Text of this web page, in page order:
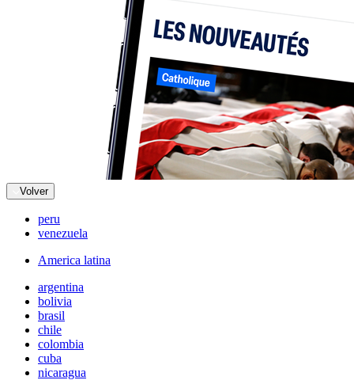
Volver
peru
venezuela
America latina
argentina
bolivia
brasil
chile
colombia
cuba
nicaragua